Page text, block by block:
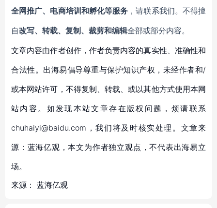
全网推广、电商培训和孵化等服务 ，请联系我们。不得擅
自改写、转载、复制、裁剪和编辑全部或部分内容。
文章内容由作者创作，作者负责内容的真实性、准确性和
合法性。出海易倡导尊重与保护知识产权，未经作者和/
或本网站许可，不得复制、转载、或以其他方式使用本网
站内容。如发现本站文章存在版权问题，烦请联系
chuhaiyi@baidu.com，我们将及时核实处理。文章来
源：蓝海亿观，本文为作者独立观点，不代表出海易立
场。
来源： 蓝海亿观